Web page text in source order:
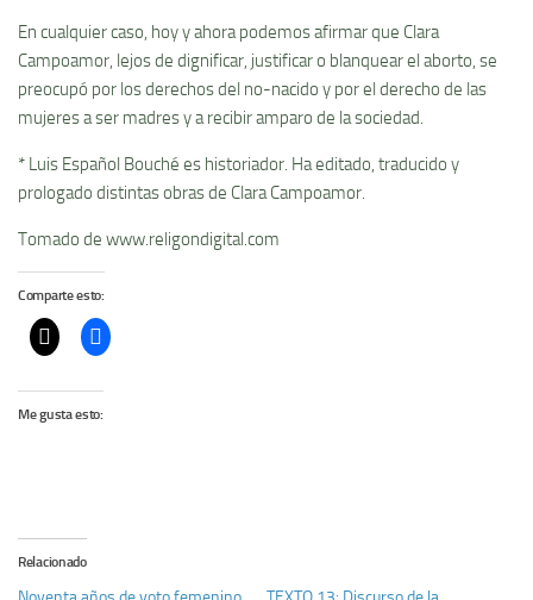
En cualquier caso, hoy y ahora podemos afirmar que Clara
Campoamor, lejos de dignificar, justificar o blanquear el aborto, se
preocupó por los derechos del no-nacido y por el derecho de las
mujeres a ser madres y a recibir amparo de la sociedad.
* Luis Español Bouché es historiador. Ha editado, traducido y
prologado distintas obras de Clara Campoamor.
Tomado de www.religondigital.com
Comparte esto:
Me gusta esto:
Relacionado